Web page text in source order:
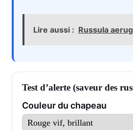
Lire aussi : Russula
Test d’alerte (saveur des
Couleur du chapeau